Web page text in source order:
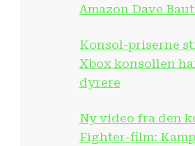
Amazon Dave
Konsol-priserne
Xbox konsollen
dyrere
Ny video fra den
Fighter-film: